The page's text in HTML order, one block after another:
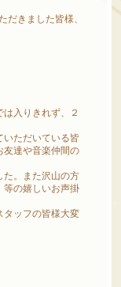
だきました皆様、
入りきれず、２
いただいている皆
友達や音楽仲間の
た。また沢山の方
等の嬉しいお声掛
タッフの皆様大変